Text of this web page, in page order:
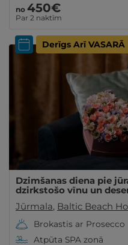
no 450€
Par 2 naktīm
Derīgs Arī VASARĀ
Dzimšanas diena pie
dzirkstošo vīnu un
Jūrmala, Baltic Beach
Brokastis ar Prosecco
Atpūta SPA zonā